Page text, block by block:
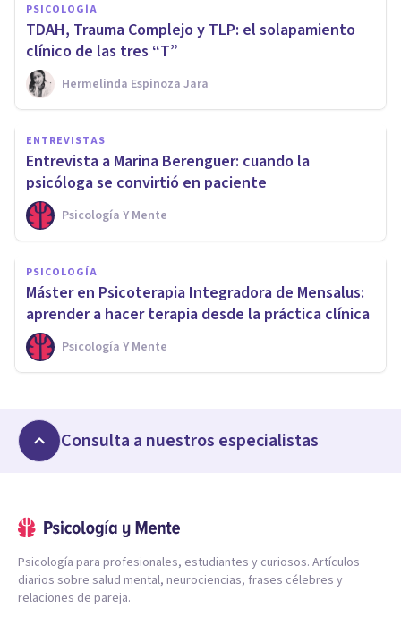
PSICOLOGÍA
TDAH, Trauma Complejo y TLP: el solapamiento
clínico de las tres “T”
Hermelinda Espinoza Jara
ENTREVISTAS
Entrevista a Marina Berenguer: cuando la
psicóloga se convirtió en paciente
Psicología Y Mente
PSICOLOGÍA
Máster en Psicoterapia Integradora de Mensalus:
aprender a hacer terapia desde la práctica clínica
Psicología Y Mente
Consulta a nuestros especialistas
Psicología para profesionales, estudiantes y curiosos. Artículos
diarios sobre salud mental, neurociencias, frases célebres y
relaciones de pareja.